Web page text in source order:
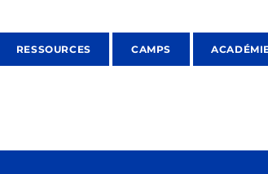
RESSOURCES CAMPS